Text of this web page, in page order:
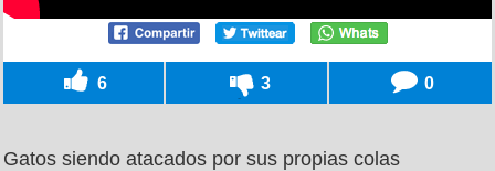
6 3 0
Gatos siendo atacados por sus propias colas